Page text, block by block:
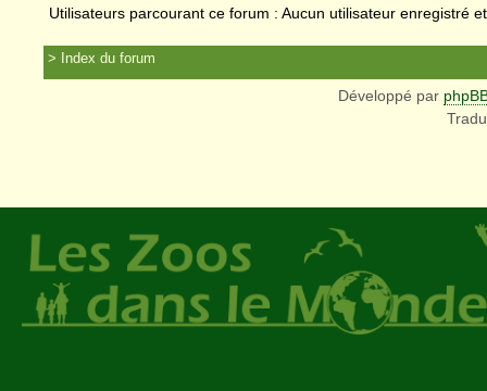
Utilisateurs parcourant ce forum : Aucun utilisateur enregistré
Index du forum
Développé par